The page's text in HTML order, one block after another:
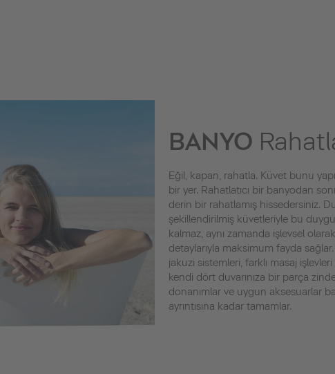
BANYO
Eğil, kapan, rahatla. Küvet bunu
bir yer. Rahatlatıcı bir banyodan
derin bir rahatlamış hissedersiniz.
şekillendirilmiş küvetleriyle bu
kalmaz, aynı zamanda işlevsel
detaylarıyla maksimum fayda
jakuzi sistemleri, farklı masaj
kendi dört duvarınıza bir parça
donanımlar ve uygun aksesuarlar
ayrıntısına kadar tamamlar.